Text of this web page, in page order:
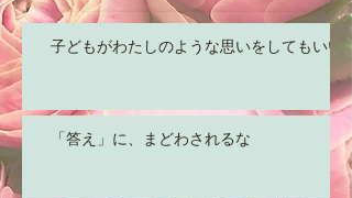
子どもがわたしのような思いをしてもいい
「答え」に、まどわされるな